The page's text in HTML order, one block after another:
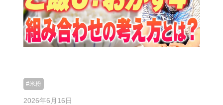
#米粉
2026年6月16日